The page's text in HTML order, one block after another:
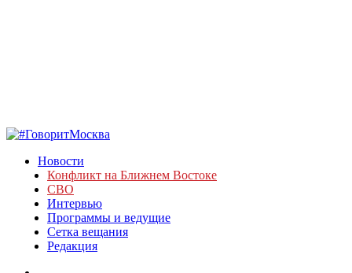
Новости
Конфликт на Ближнем Востоке
СВО
Интервью
Программы и ведущие
Сетка вещания
Редакция